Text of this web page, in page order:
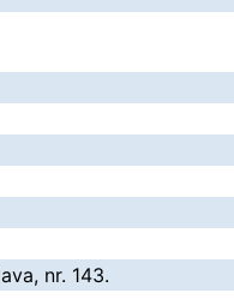
nr. 143.